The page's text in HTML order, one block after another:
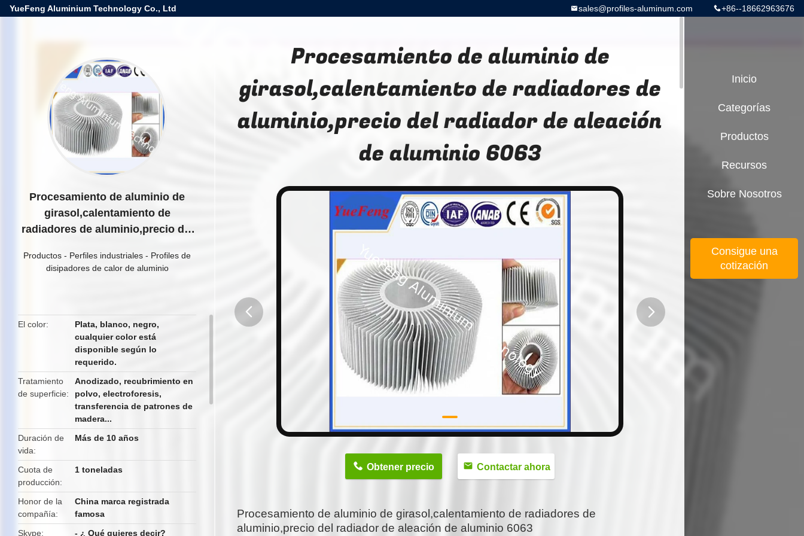
YueFeng Aluminium Technology Co., Ltd +86--18662963676
sales@profiles-aluminum.com
Procesamiento de aluminio de
girasol,calentamiento de
radiadores de aluminio,precio del
6063
Productos - Perfiles industriales - Profiles de
disipadores de calor de aluminio
El color
Plata, blanco, negro,
cualquier color está
disponible según lo
requerido.
Tratamiento
de superficie
Anodizado, recubrimiento en
polvo, electroforesis,
transferencia de patrones de
madera...
Duración de
vida
Más de 10 años
Cuota de
producción
1 toneladas
Honor de la
compañía
China marca registrada
famosa
Skype
- ¿ Qué quieres decir?
Procesamiento de aluminio de
girasol,calentamiento de radiadores de
aluminio,precio del radiador de aleación
de aluminio 6063
Obtener precio Contactar ahora
Procesamiento de aluminio de girasol,calentamiento de radiadores de
aluminio,precio del radiador de aleación de aluminio 6063
Inicio
Categorías
Productos
Recursos
Sobre Nosotros
Consigue una
cotización